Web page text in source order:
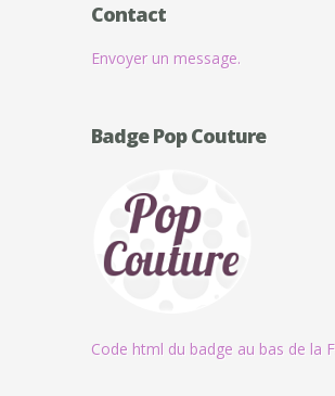
Contact
Envoyer un message.
Badge Pop Couture
Code html du badge au bas de la